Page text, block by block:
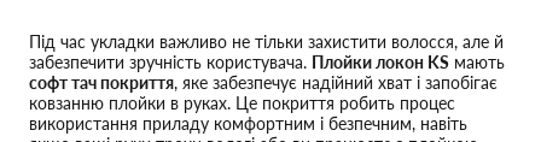
Під час укладки важливо не тільки захистити волосся, але й
забезпечити зручність користувача. Плойки локон KS мають
софт тач покриття, яке забезпечує надійний хват і запобігає
ковзанню плойки в руках. Це покриття робить процес
використання приладу комфортним і безпечним, навіть